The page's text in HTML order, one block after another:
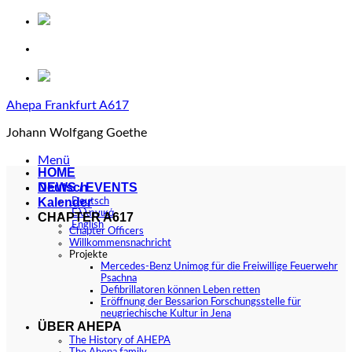
Zum
springen
Ahepa Frankfurt A617
Johann Wolfgang Goethe
Menü
Deutsch
Deutsch
Ελληνικά
English
HOME
NEWS / EVENTS
Kalender
CHAPTER A617
Chapter Officers
Willkommensnachricht
Projekte
Mercedes-Benz Unimog für die Freiwillige Feuerwehr
Psachna
Defibrillatoren können Leben retten
Eröffnung der Bessarion Forschungsstelle für
neugriechische Kultur in Jena
ÜBER AHEPA
The History of AHEPA